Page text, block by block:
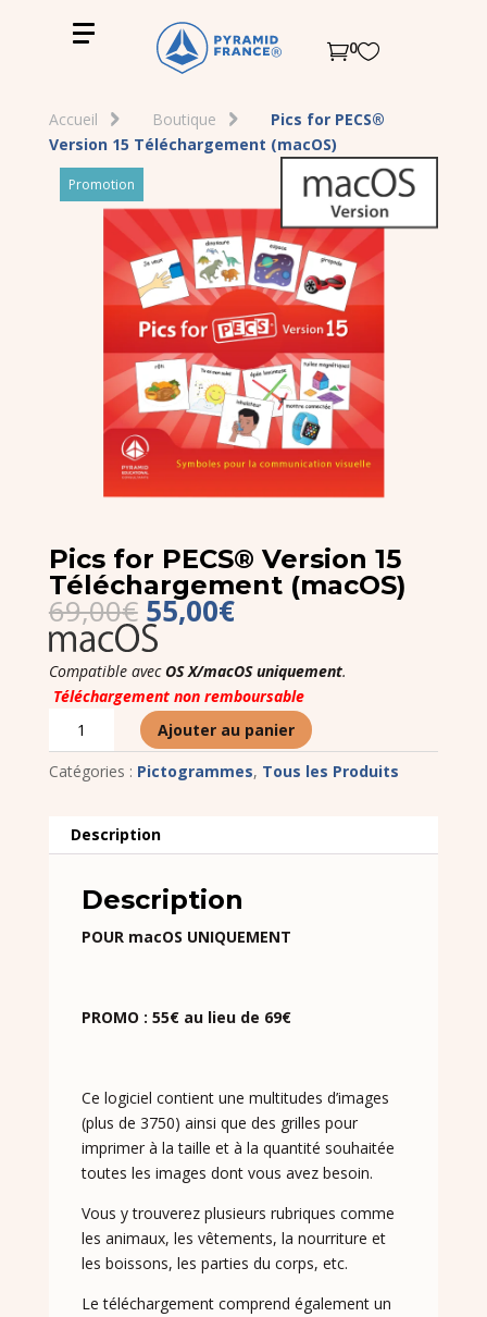
0
Accueil Boutique
Pics for PECS®
Version 15 Téléchargement (macOS)
Promotion
Pics for PECS® Version 15
Téléchargement (macOS)
69,00€ Le
prix
initial
était :
69,00€.
55,00€Le
prix
actuel
est :
55,00€.
Compatible avecOS X/macOS uniquement.
Téléchargement non remboursable
quantité
Pics
Version
Téléchargement
Ajouter au panier
Catégories : Pictogrammes, Tous les Produits
Description
Description
POUR macOS UNIQUEMENT
PROMO : 55€ au lieu de 69€
Ce logiciel contient une multitudes d’images
(plus de 3750) ainsi que des grilles pour
imprimer à la taille et à la quantité souhaitée
toutes les images dont vous avez besoin.
Vous y trouverez plusieurs rubriques comme
les animaux, les vêtements, la nourriture et
les boissons, les parties du corps, etc.
Le téléchargement comprend également un